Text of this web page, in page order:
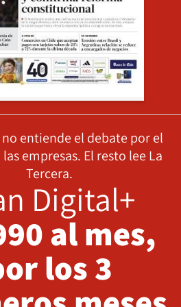
entiende el debate por el
empresas. El resto lee La
Tercera.
Digital+
al mes,
los 3